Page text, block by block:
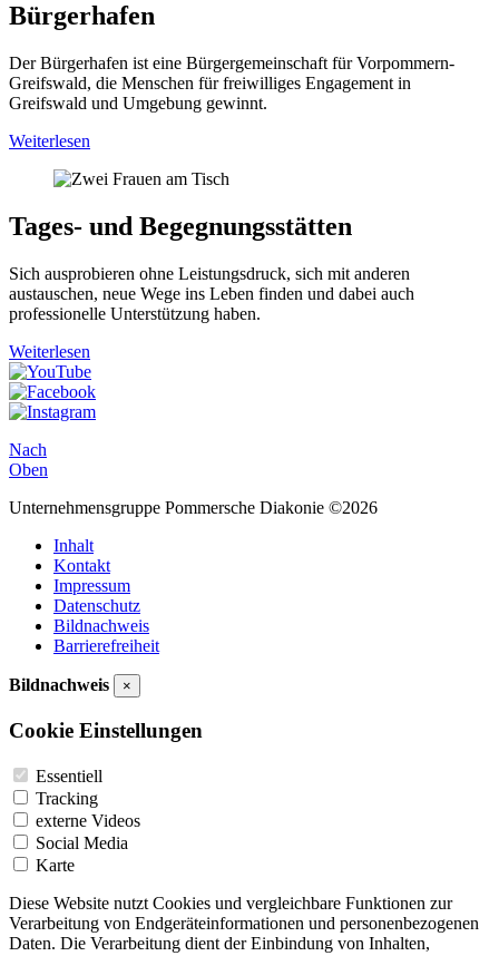
Bürgerhafen
Der Bürgerhafen ist eine Bürgergemeinschaft für Vorpommern-
Greifswald, die Menschen für freiwilliges Engagement in
Greifswald und Umgebung gewinnt.
Weiterlesen
Tages- und Begegnungsstätten
Sich ausprobieren ohne Leistungsdruck, sich mit anderen
austauschen, neue Wege ins Leben finden und dabei auch
professionelle Unterstützung haben.
Weiterlesen
Nach
Oben
Unternehmensgruppe Pommersche Diakonie ©2026
Inhalt
Kontakt
Impressum
Datenschutz
Bildnachweis
Barrierefreiheit
Bildnachweis ×
Cookie Einstellungen
Essentiell
Tracking
externe Videos
Social Media
Karte
Diese Website nutzt Cookies und vergleichbare Funktionen zur
Verarbeitung von Endgeräteinformationen und personenbezogenen
Daten. Die Verarbeitung dient der Einbindung von Inhalten,